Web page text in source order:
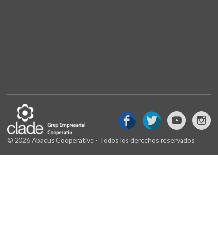
© 2026 Abacus Cooperative - Todos los derechos reservados